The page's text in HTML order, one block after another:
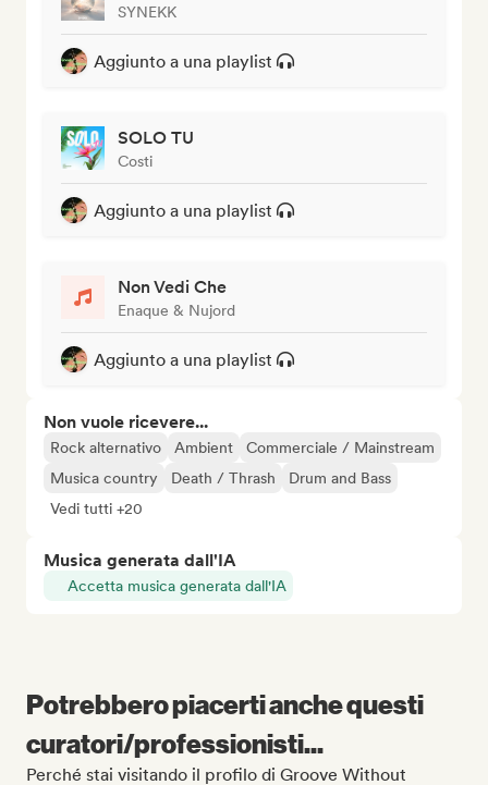
SYNEKK
Aggiunto a una playlist
SOLO TU
Costi
Aggiunto a una playlist
Non Vedi Che
Enaque & Nujord
Aggiunto a una playlist
Non vuole ricevere...
Rock alternativo Ambient
Commerciale / Mainstream
Musica country
Death / Thrash
Drum and Bass
Vedi tutti +20
Musica generata dall'IA
Accetta musica generata dall'IA
Potrebbero piacerti anche questi
curatori/professionisti...
Perché stai visitando il profilo di Groove Without